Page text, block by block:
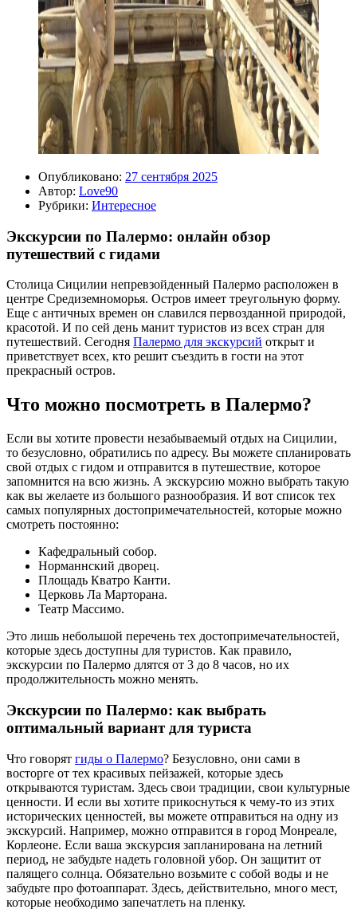
Опубликовано: 27 сентября 2025
Автор: Love90
Рубрики: Интересное
Экскурсии по Палермо: онлайн обзор
путешествий с гидами
Столица Сицилии непревзойденный Палермо расположен в
центре Средиземноморья. Остров имеет треугольную форму.
Еще с античных времен он славился первозданной природой,
красотой. И по сей день манит туристов из всех стран для
путешествий. Сегодня Палермо для экскурсий открыт и
приветствует всех, кто решит съездить в гости на этот
прекрасный остров.
Что можно посмотреть в Палермо?
Если вы хотите провести незабываемый отдых на Сицилии,
то безусловно, обратились по адресу. Вы можете спланировать
свой отдых с гидом и отправится в путешествие, которое
запомнится на всю жизнь. А экскурсию можно выбрать такую
как вы желаете из большого разнообразия. И вот список тех
самых популярных достопримечательностей, которые можно
смотреть постоянно:
Кафедральный собор.
Норманнский дворец.
Площадь Кватро Канти.
Церковь Ла Марторана.
Театр Массимо.
Это лишь небольшой перечень тех достопримечательностей,
которые здесь доступны для туристов. Как правило,
экскурсии по Палермо длятся от 3 до 8 часов, но их
продолжительность можно менять.
Экскурсии по Палермо: как выбрать
оптимальный вариант для туриста
Что говорят гиды о Палермо? Безусловно, они сами в
восторге от тех красивых пейзажей, которые здесь
открываются туристам. Здесь свои традиции, свои культурные
ценности. И если вы хотите прикоснуться к чему-то из этих
исторических ценностей, вы можете отправиться на одну из
экскурсий. Например, можно отправится в город Монреале,
Корлеоне. Если ваша экскурсия запланирована на летний
период, не забудьте надеть головной убор. Он защитит от
палящего солнца. Обязательно возьмите с собой воды и не
забудьте про фотоаппарат. Здесь, действительно, много мест,
которые необходимо запечатлеть на пленку.